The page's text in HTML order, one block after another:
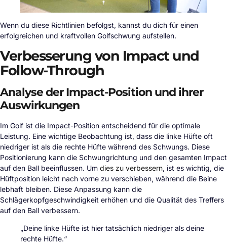
Wenn du diese Richtlinien befolgst, kannst du dich für einen
erfolgreichen und kraftvollen Golfschwung aufstellen.
Verbesserung von Impact und
Follow-Through
Analyse der Impact-Position und ihrer
Auswirkungen
Im Golf ist die Impact-Position entscheidend für die optimale
Leistung. Eine wichtige Beobachtung ist, dass die linke Hüfte oft
niedriger ist als die rechte Hüfte während des Schwungs. Diese
Positionierung kann die Schwungrichtung und den gesamten Impact
auf den Ball beeinflussen. Um dies zu verbessern, ist es wichtig, die
Hüftposition leicht nach vorne zu verschieben, während die Beine
lebhaft bleiben. Diese Anpassung kann die
Schlägerkopfgeschwindigkeit erhöhen und die Qualität des Treffers
auf den Ball verbessern.
„Deine linke Hüfte ist hier tatsächlich niedriger als deine
rechte Hüfte.“